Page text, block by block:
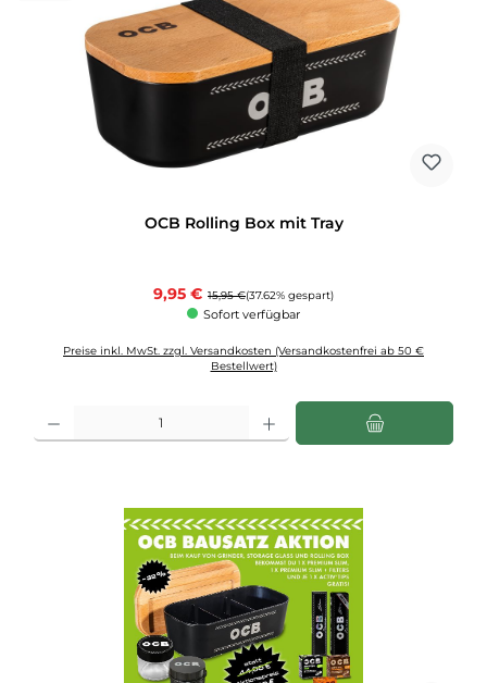
OCB Rolling Box mit Tray
Verkaufspreis:
9,95 € Regulärer Preis:
15,95 €(37.62% gespart)
Sofort verfügbar
Preise inkl. MwSt. zzgl. Versandkosten (Versandkostenfrei ab 50 €
Bestellwert)
Produkt Anzahl: Gib den gewünschten Wert ein oder benutze die Schaltflächen